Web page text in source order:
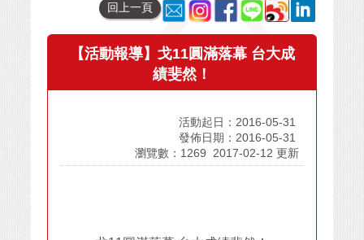
回上一頁
【活動報導】戈11圓滿落幕 台大成
績斐然！
活動起日：2016-05-31
發佈日期：2016-05-31
瀏覽數：1269
2017-02-12 更新